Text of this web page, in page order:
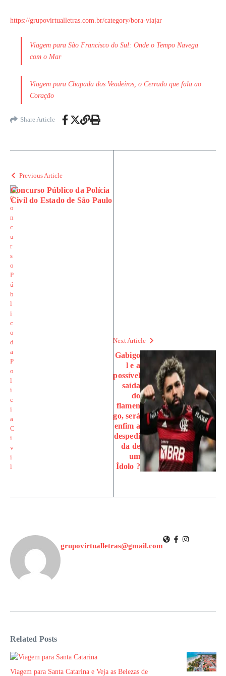
https://grupovirtualletras.com.br/category/bora-viajar
Viagem para São Francisco do Sul: Onde o Tempo Navega
com o Mar
Viagem para Chapada dos Veadeiros, o Cerrado que fala ao
Coração
Share Article
Previous Article
Concurso Público da Polícia
Civil do Estado de São Paulo
Next Article
Gabigo
l e a
possível
saída
do
flamen
go, será
enfim a
despedi
da de
um
Ídolo ?
grupovirtualletras@gmail.com
Related Posts
Viagem para Santa Catarina e Veja as Belezas de